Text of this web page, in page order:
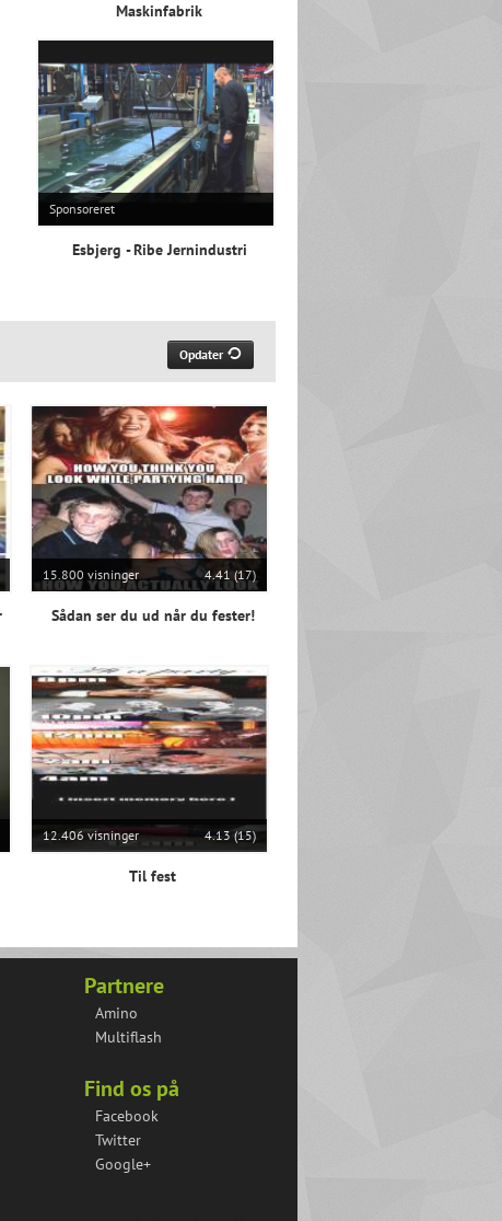
Maskinfabrik
Sponsoreret
Esbjerg - Ribe Jernindustri
Opdater
15.800 visninger 4.41 (17)
Sådan ser du ud når du fester!
12.406 visninger 4.13 (15)
Til fest
Partnere
Amino
Multiflash
Find os på
Facebook
Twitter
Google+